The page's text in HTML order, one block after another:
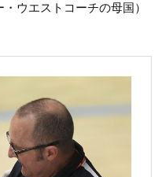
ウエストコーチの母国）